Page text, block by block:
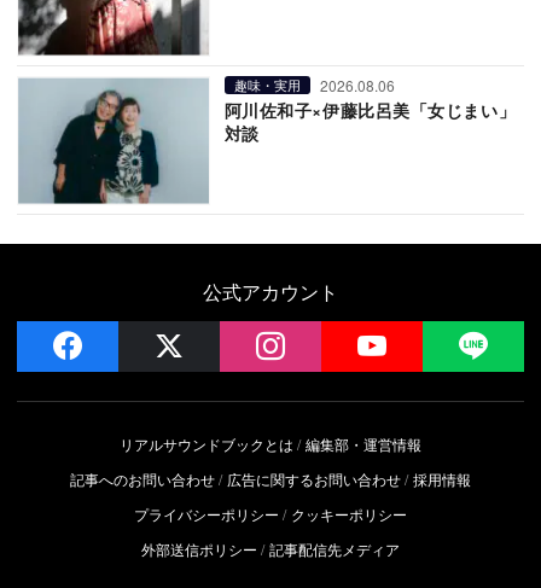
趣味・実用 2026.08.06
阿川佐和子×伊藤比呂美「女じまい」
対談
公式アカウント
facebook instagram YouTube
リアルサウンドブックとは
編集部・運営情報
記事へのお問い合わせ
広告に関するお問い合わせ 採用情報
プライバシーポリシー
クッキーポリシー
外部送信ポリシー
記事配信先メディア